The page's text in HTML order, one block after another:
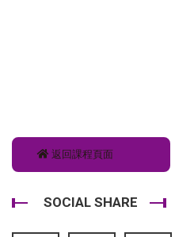
返回課程頁面
SOCIAL SHARE